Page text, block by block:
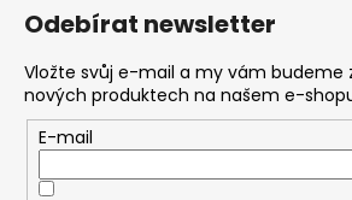
o
p
o
u
Odebírat newsletter
Vložte svůj e-mail a my vám budeme
nových produktech na našem e-
E-mail